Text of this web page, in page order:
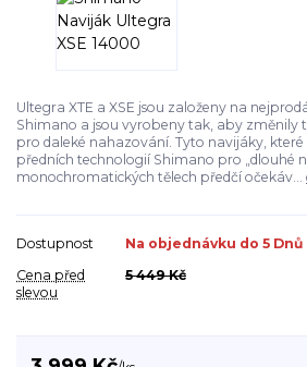
Ultegra XTE a XSE jsou založeny na
Shimano a jsou vyrobeny tak, aby změnily
pro daleké nahazování. Tyto navijáky,
předních technologií Shimano pro „dlouhé
monochromatických tělech předčí očekáv...
Dostupnost
Na objednávku do 5 Dnů
Cena před
slevou
5 449 Kč